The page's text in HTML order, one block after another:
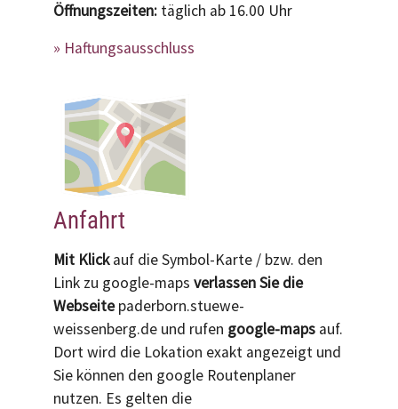
Öffnungszeiten: täglich ab 16.00 Uhr
» Haftungsausschluss
Anfahrt
Mit Klickauf die Symbol-Karte / bzw. den
Link zu google-maps verlassen Sie die
Webseitepaderborn.stuewe-
weissenberg.de und rufen google-maps auf.
Dort wird die Lokation exakt angezeigt und
Sie können den google Routenplaner
nutzen. Es gelten die